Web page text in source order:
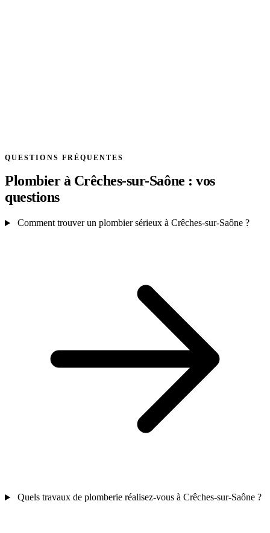
QUESTIONS FRÉQUENTES
Plombier à Crêches-sur-Saône : vos
questions
Comment trouver un plombier sérieux à Crêches-sur-Saône ?
Quels travaux de plomberie réalisez-vous à Crêches-sur-Saône ?